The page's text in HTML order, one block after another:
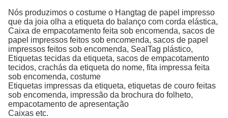
Nós produzimos o costume o Hangtag de papel impresso
que da joia olha a etiqueta do balanço com corda elástica,
Caixa de empacotamento feita sob encomenda, sacos de
papel impressos feitos sob encomenda, sacos de papel
impressos feitos sob encomenda, SealTag plástico,
Etiquetas tecidas da etiqueta, sacos de empacotamento
tecidos, crachás da etiqueta do nome, fita impressa feita
sob encomenda, costume
Etiquetas impressas da etiqueta, etiquetas de couro feitas
sob encomenda, impressão da brochura do folheto,
empacotamento de apresentação
Caixas etc.